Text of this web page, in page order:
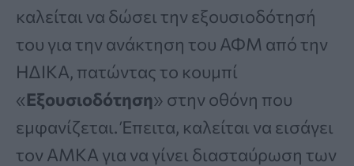
καλείται να δώσει την εξουσιοδότησή
του για την ανάκτηση του ΑΦΜ από την
ΗΔΙΚΑ, πατώντας το κουμπί
«Εξουσιοδότηση» στην οθόνη που
εμφανίζεται. Έπειτα, καλείται να εισάγει
τον ΑΜΚΑ για να γίνει διασταύρωση των